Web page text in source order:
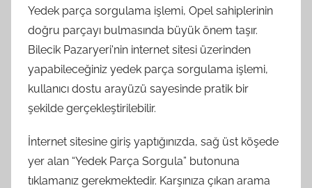
Yedek parça sorgulama işlemi, Opel sahiplerinin
doğru parçayı bulmasında büyük önem taşır.
Bilecik Pazaryeri'nin internet sitesi üzerinden
yapabileceğiniz yedek parça sorgulama işlemi,
kullanıcı dostu arayüzü sayesinde pratik bir
şekilde gerçekleştirilebilir.
İnternet sitesine giriş yaptığınızda, sağ üst köşede
yer alan “Yedek Parça Sorgula” butonuna
tıklamanız gerekmektedir. Karşınıza çıkan arama